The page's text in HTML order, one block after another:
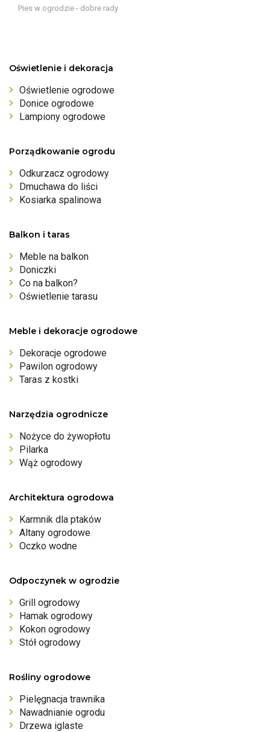
Pies w ogrodzie - dobre rady
Oświetlenie i dekoracja
Oświetlenie ogrodowe
Donice ogrodowe
Lampiony ogrodowe
Porządkowanie ogrodu
Odkurzacz ogrodowy
Dmuchawa do liści
Kosiarka spalinowa
Balkon i taras
Meble na balkon
Doniczki
Co na balkon?
Oświetlenie tarasu
Meble i dekoracje ogrodowe
Dekoracje ogrodowe
Pawilon ogrodowy
Taras z kostki
Narzędzia ogrodnicze
Nożyce do żywopłotu
Pilarka
Wąż ogrodowy
Architektura ogrodowa
Karmnik dla ptaków
Altany ogrodowe
Oczko wodne
Odpoczynek w ogrodzie
Grill ogrodowy
Hamak ogrodowy
Kokon ogrodowy
Stół ogrodowy
Rośliny ogrodowe
Pielęgnacja trawnika
Nawadnianie ogrodu
Drzewa iglaste